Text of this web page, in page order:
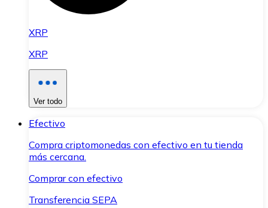
XRP
XRP
Ver todo
Efectivo
Compra criptomonedas con efectivo en tu tienda
más cercana.
Comprar con efectivo
Transferencia SEPA